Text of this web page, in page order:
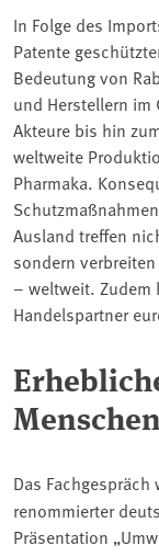
In Folge des
Patente
Bedeutung von
und Herstellern im
Akteure bis hin
weltweite
Pharmaka.
Ausland treffen
sondern
– weltweit. Zudem
Handelspartner
Das Fachgespräch
renommierter
Präsentation